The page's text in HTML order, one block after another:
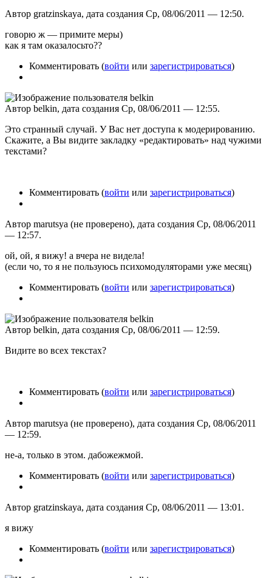
Автор gratzinskaya, дата создания Ср, 08/06/2011 — 12:50.
говорю ж — примите меры)
как я там оказалосьто??
Комментировать (войти или зарегистрироваться)
Автор belkin, дата создания Ср, 08/06/2011 — 12:55.
Это странный случай. У Вас нет доступа к модерированию.
Скажите, а Вы видите закладку «редактировать» над чужими
текстами?
Комментировать (войти или зарегистрироваться)
Автор marutsya (не проверено), дата создания Ср, 08/06/2011
— 12:57.
ой, ой, я вижу! а вчера не видела!
(если чо, то я не пользуюсь психомодуляторами уже месяц)
Комментировать (войти или зарегистрироваться)
Автор belkin, дата создания Ср, 08/06/2011 — 12:59.
Видите во всех текстах?
Комментировать (войти или зарегистрироваться)
Автор marutsya (не проверено), дата создания Ср, 08/06/2011
— 12:59.
не-а, только в этом. дабожежмой.
Комментировать (войти или зарегистрироваться)
Автор gratzinskaya, дата создания Ср, 08/06/2011 — 13:01.
я вижу
Комментировать (войти или зарегистрироваться)